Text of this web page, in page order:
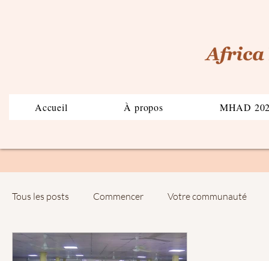
Accueil À propos MHAD
Tous les posts Commencer Votre communauté